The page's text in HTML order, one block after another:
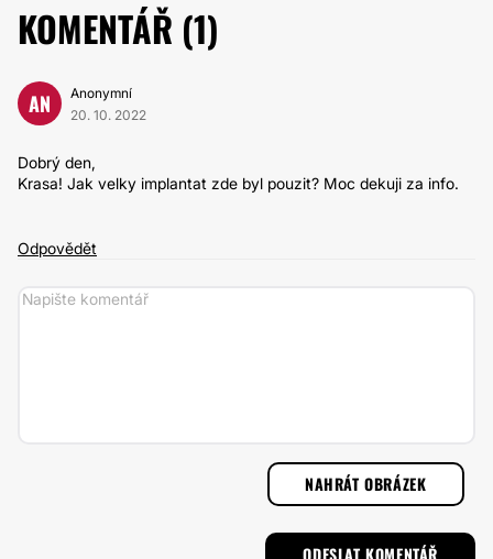
KOMENTÁŘ (1)
AN
Anonymní
20. 10. 2022
Dobrý den,
Krasa! Jak velky implantat zde byl pouzit? Moc dekuji za info.
Odpovědět
NAHRÁT OBRÁZEK